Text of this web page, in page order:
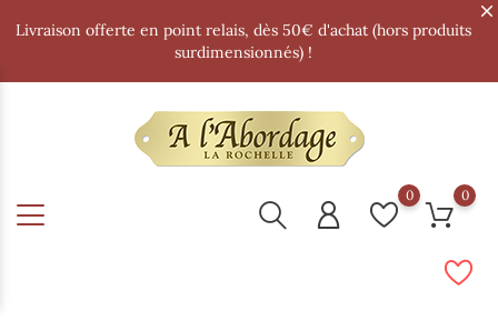
Livraison offerte en point relais, dès 50€ d'achat (hors produits
surdimensionnés) !
0 0